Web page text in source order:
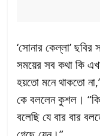
‘সোনার কেল্লা’
সময়ের সব কথা কি
হয়তো মনে থাকতো
কে বললেন কুশল।
বলেছি যে বার বার